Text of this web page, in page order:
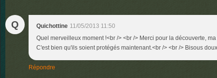
Q Quichottine 11/05/2013 11:50
Quel merveilleux moment !<br /> <br /> Merci pour la découverte,
C'est bien qu'ils soient protégés maintenant.<br /> <br /> Bisous
Répondre